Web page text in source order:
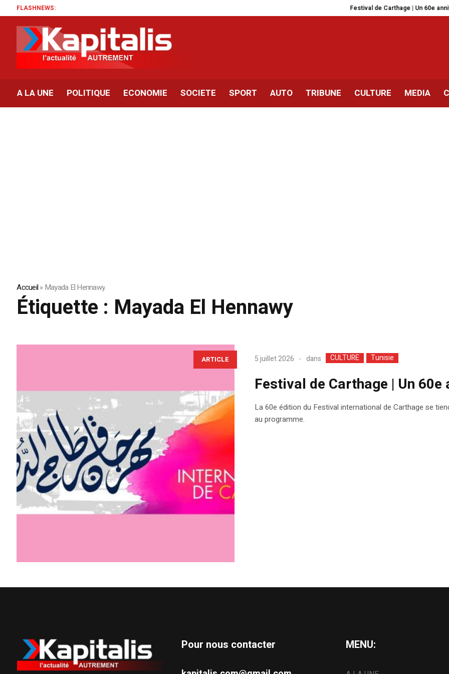
FLASHNEWS: Festival de Carthage | Un 60e
A LA UNE POLITIQUE ECONOMIE SOCIETE SPORT AUTO TRIBUNE CULTURE MEDIA
Accueil»Mayada El Hennawy
Étiquette : Mayada El Hennawy
ARTICLE 5 juillet 2026 dans CULTURE Tunisie
Festival de Carthage | Un
La 60e édition du Festival international de Carthage se
au programme.
Pour nous contacter MENU: